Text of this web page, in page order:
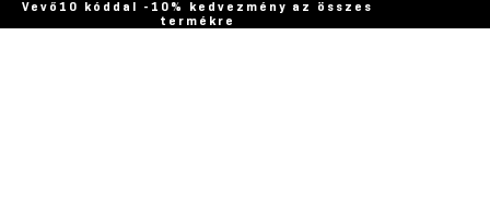
Vevő10 kóddal -10% kedvezmény az összes
termékre